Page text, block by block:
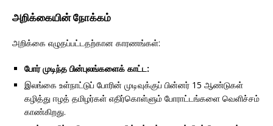
அறிக்கையின் நோக்கம்
அறிக்கை எழுதப்பட்டதற்கான காரணங்கள்:
போர் முடிந்த பின்புலங்களைக் காட்ட:
இலங்கை உள்நாட்டுப் போரின் முடிவுக்குப் பின்னர் 15 ஆண்டுகள்
கழித்து ஈழத் தமிழர்கள் எதிர்கொள்ளும் போராட்டங்களை வெளிச்சம்
காண்கிறது.